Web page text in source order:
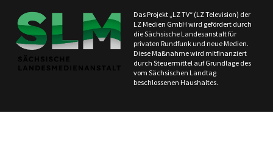
Das Projekt „LZ TV“ (LZ Television) der
LZ Medien GmbH wird gefördert durch
die Sächsische Landesanstalt für
privaten Rundfunk und neue Medien.
Diese Maßnahme wird mitfinanziert
durch Steuermittel auf Grundlage des
vom Sächsischen Landtag
beschlossenen Haushaltes.